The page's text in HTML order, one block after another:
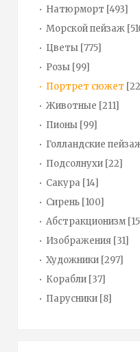
Натюрморт [493]
Морской пейзаж
Цветы [775]
Розы [99]
Портрет сюжет
Животные [211]
Пионы [99]
Голландские
Подсолнухи [22]
Сакура [14]
Сирень [100]
Абстракционизм
Изображения [31]
Художники [297]
Корабли [37]
Парусники [8]